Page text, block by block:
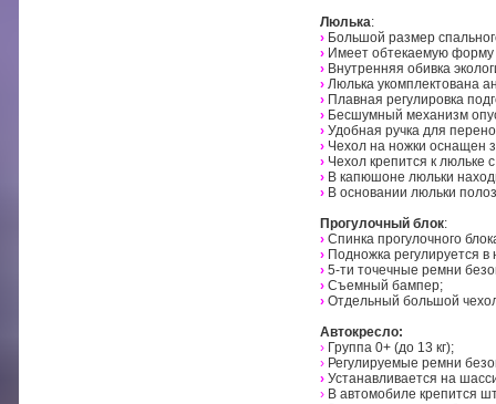
Люлька:
› Большой размер
› Имеет обтекаемую форму
› Внутренняя обивка
› Люлька укомплектована
› Плавная регулировка
› Бесшумный механизм
› Удобная ручка для
› Чехол на ножки оснащен
› Чехол крепится к люльке
› В капюшоне люльки
› В основании люльки
Прогулочный блок:
› Спинка прогулочного
› Подножка регулируется
› 5-ти точечные ремни
› Съемный бампер;
› Отдельный большой
Автокресло:
› Группа 0+ (до 13 кг);
› Регулируемые ремни
› Устанавливается на
› В автомобиле крепится